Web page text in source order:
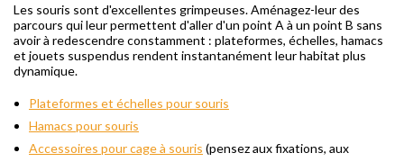
Les souris sont d'excellentes grimpeuses. Aménagez-leur des
parcours qui leur permettent d'aller d'un point A à un point B sans
avoir à redescendre constamment : plateformes, échelles, hamacs
et jouets suspendus rendent instantanément leur habitat plus
dynamique.
Plateformes et échelles pour souris
Hamacs pour souris
Accessoires pour cage à souris (pensez aux fixations, aux